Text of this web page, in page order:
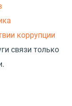
коррупции
связи только